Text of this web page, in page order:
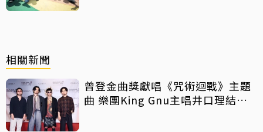
相關新聞
曾登金曲獎獻唱《咒術迴戰》主題
曲 樂團King Gnu主唱井口理結婚